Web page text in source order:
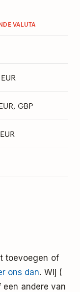
VALUTA
GBP
toevoegen of
ons dan. Wij (
een andere van